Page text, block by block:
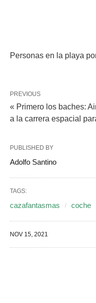
Personas en la playa
PREVIOUS
« Primero los baches:
a la carrera espacial
PUBLISHED BY
Adolfo Santino
TAGS:
cazafantasmas coche
NOV 15, 2021